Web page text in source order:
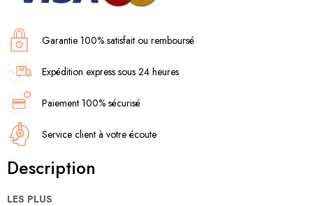
Garantie 100% satisfait ou remboursé
Expédition express sous 24 heures
Paiement 100% sécurisé
Service client à votre écoute
Description
LES PLUS